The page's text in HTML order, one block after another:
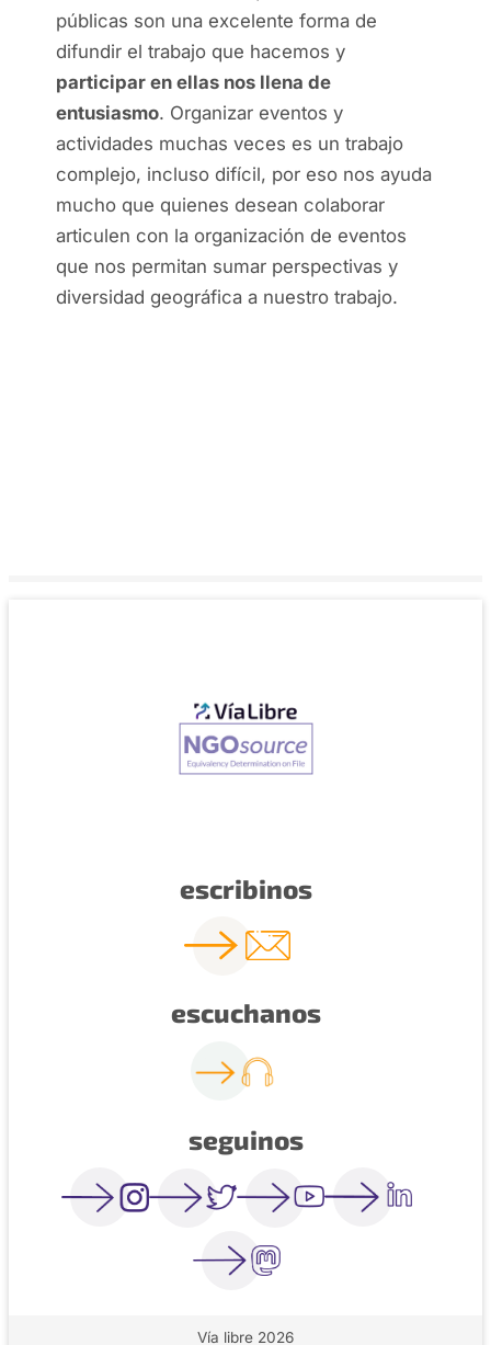
públicas son una excelente forma de
difundir el trabajo que hacemos y
participar en ellas nos llena de
entusiasmo. Organizar eventos y
actividades muchas veces es un trabajo
complejo, incluso difícil, por eso nos ayuda
mucho que quienes desean colaborar
articulen con la organización de eventos
que nos permitan sumar perspectivas y
diversidad geográfica a nuestro trabajo.
escribinos
escuchanos
seguinos
Vía libre 2026